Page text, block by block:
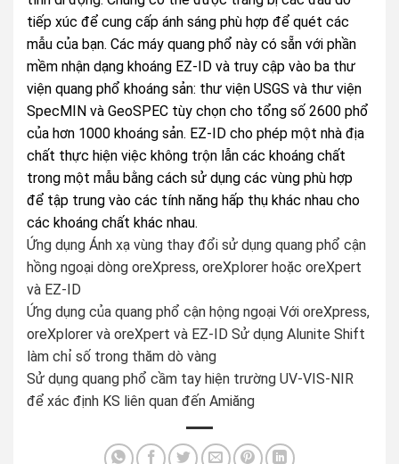
tiếp xúc để cung cấp ánh sáng phù hợp để quét các
mẫu của bạn. Các máy quang phổ này có sẵn với phần
mềm nhận dạng khoáng EZ-ID và truy cập vào ba thư
viện quang phổ khoáng sản: thư viện USGS và thư viện
SpecMIN và GeoSPEC tùy chọn cho tổng số 2600 phổ
của hơn 1000 khoáng sản. EZ-ID cho phép một nhà địa
chất thực hiện việc không trộn lẫn các khoáng chất
trong một mẫu bằng cách sử dụng các vùng phù hợp
để tập trung vào các tính năng hấp thụ khác nhau cho
các khoáng chất khác nhau.
Ứng dụng Ánh xạ vùng thay đổi sử dụng quang phổ cận
hồng ngoại dòng oreXpress, oreXplorer hoặc oreXpert
và EZ-ID
Ứng dụng của quang phổ cận hộng ngoại Với oreXpress,
oreXplorer và oreXpert và EZ-ID Sử dụng Alunite Shift
làm chỉ số trong thăm dò vàng
Sử dụng quang phổ cầm tay hiện trường UV-VIS-NIR
để xác định KS liên quan đến Amiăng